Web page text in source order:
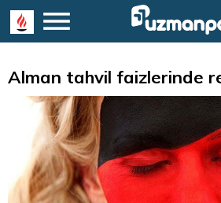
Alman tahvil faizlerinde